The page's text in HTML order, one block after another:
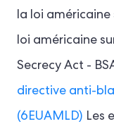
la loi
loi américaine
Secrecy Act -
directive anti-
(6EUAMLD) Les